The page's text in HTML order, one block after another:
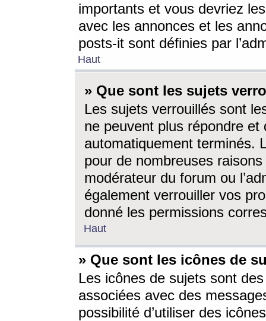
importants et vous devriez
avec les annonces et les
posts-it sont définies par
Haut
» Que sont les sujets
Les sujets verrouillés sont
ne peuvent plus répondre
automatiquement terminés.
pour de nombreuses
modérateur du forum ou
également verrouiller vos
donné les permissions
Haut
» Que sont les icônes de
Les icônes de sujets sont
associées avec des
possibilité d’utiliser des